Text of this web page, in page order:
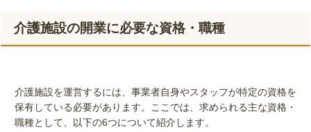
介護施設の開業に必要な資格・職種
介護施設を運営するには、事業者自身やスタッフが特定の資格を
保有している必要があります。ここでは、求められる主な資格・
職種として、以下の6つについて紹介します。